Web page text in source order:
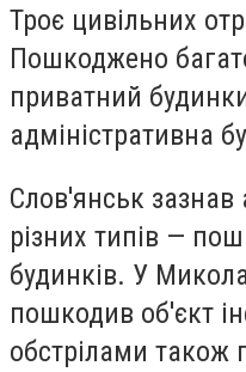
Троє цивільних
Пошкоджено
приватний
адміністративна
Слов'янськ зазнав
різних типів —
будинків. У
пошкодив об'єкт
обстрілами також